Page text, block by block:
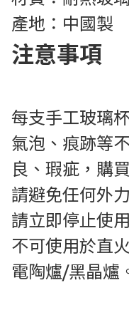
產地：中國製
注意事項
每支手工玻璃
氣泡、痕跡等
良、瑕疵，購
請避免任何外
請立即停止使
不可使用於直
電陶爐/黑晶爐